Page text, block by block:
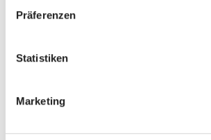
Präferenzen
Statistiken
Marketing
Kühlschrank mit Frostfach